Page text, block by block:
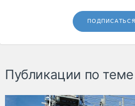
ПОДПИСАТЬСЯ
Публикации по теме